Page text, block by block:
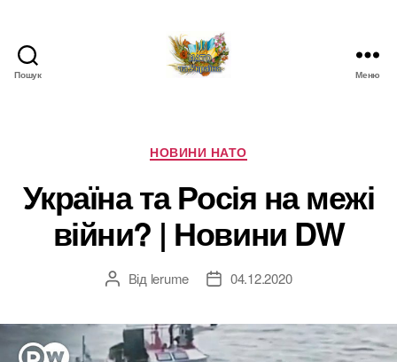
Пошук
Новини
про
НАТО
в
Україні
Меню
Категорії
НОВИНИ НАТО
Україна та Росія на межі
війни? | Новини DW
Автор
Від lerume
Дата04.12.2020